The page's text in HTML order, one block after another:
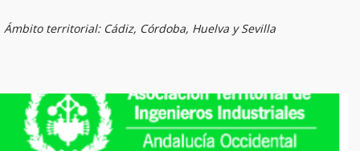
Ámbito territorial: Cádiz, Córdoba, Huelva y Sevilla